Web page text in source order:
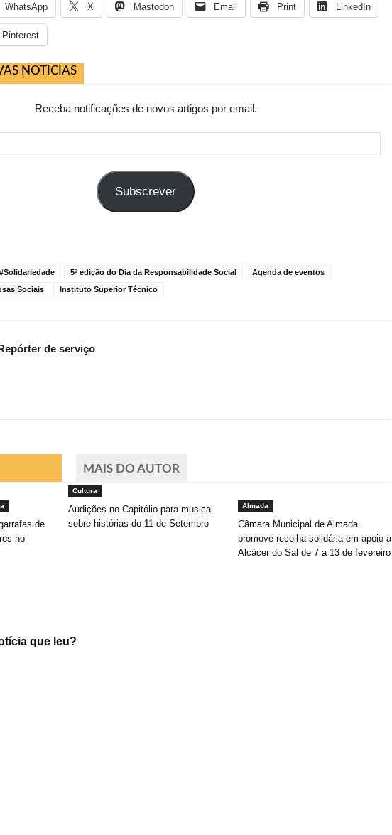
WhatsApp X Mastodon Email Print LinkedIn
Pinterest
NOTICIAS
Receba notificações de novos artigos por email.
Subscrever
#Solidariedade 5ª edição do Dia da Responsabilidade Social
Agenda de eventos
Sociais Instituto Superior Técnico
de serviço
MAIS DO AUTOR
de
no
Cultura
Audições no Capitólio para musical
sobre histórias do 11 de Setembro
Almada
Câmara Municipal de Almada
promove recolha solidária em apoio a
Alcácer do Sal de 7 a 13 de fevereiro
que leu?